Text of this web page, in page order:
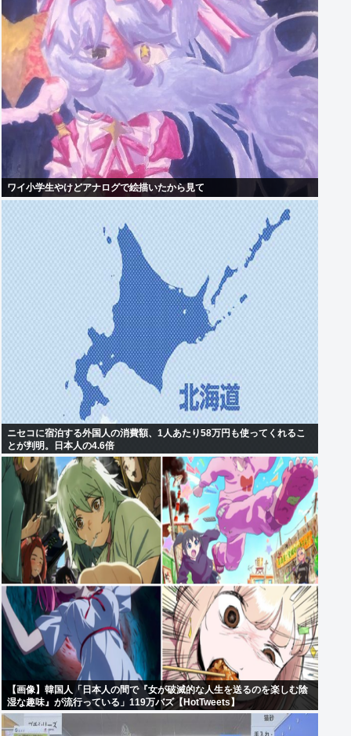
ワイ小学生やけどアナログで絵描いたから見て
ニセコに宿泊する外国人の消費額、1人あたり58万円も使ってくれるこ
とが判明。日本人の4.6倍
【画像】韓国人「日本人の間で『女が破滅的な人生を送るのを楽しむ陰
湿な趣味』が流行っている」119万バズ【HotTweets】